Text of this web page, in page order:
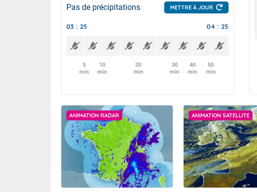
Pas de précipitations METTRE À JOUR
03 : 25 04 : 25
5
min
10
min
20
min
30
min
40
min
50
min
ANIMATION RADAR ANIMATION SATELLITE